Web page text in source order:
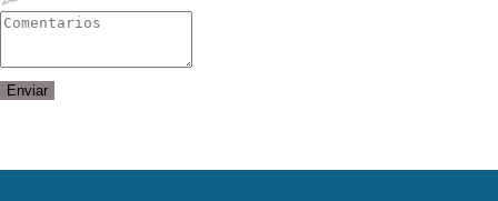
Enviar